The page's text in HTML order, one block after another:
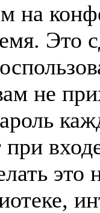
на
Это
не
при